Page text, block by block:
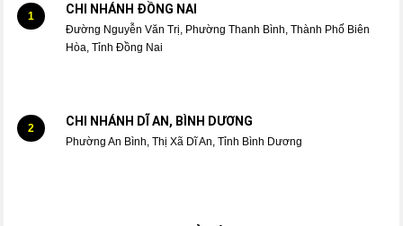
1 CHI NHÁNH ĐỒNG NAI
Đường Nguyễn Văn Trị, Phường Thanh Bình, Thành Phố Biên
Hòa, Tỉnh Đồng Nai
2 CHI NHÁNH DĨ AN, BÌNH DƯƠNG
Phường An Bình, Thị Xã Dĩ An, Tỉnh Bình Dương